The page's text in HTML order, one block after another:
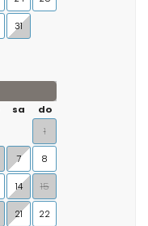
31
sa
do
1
7 8
14 15
21 22